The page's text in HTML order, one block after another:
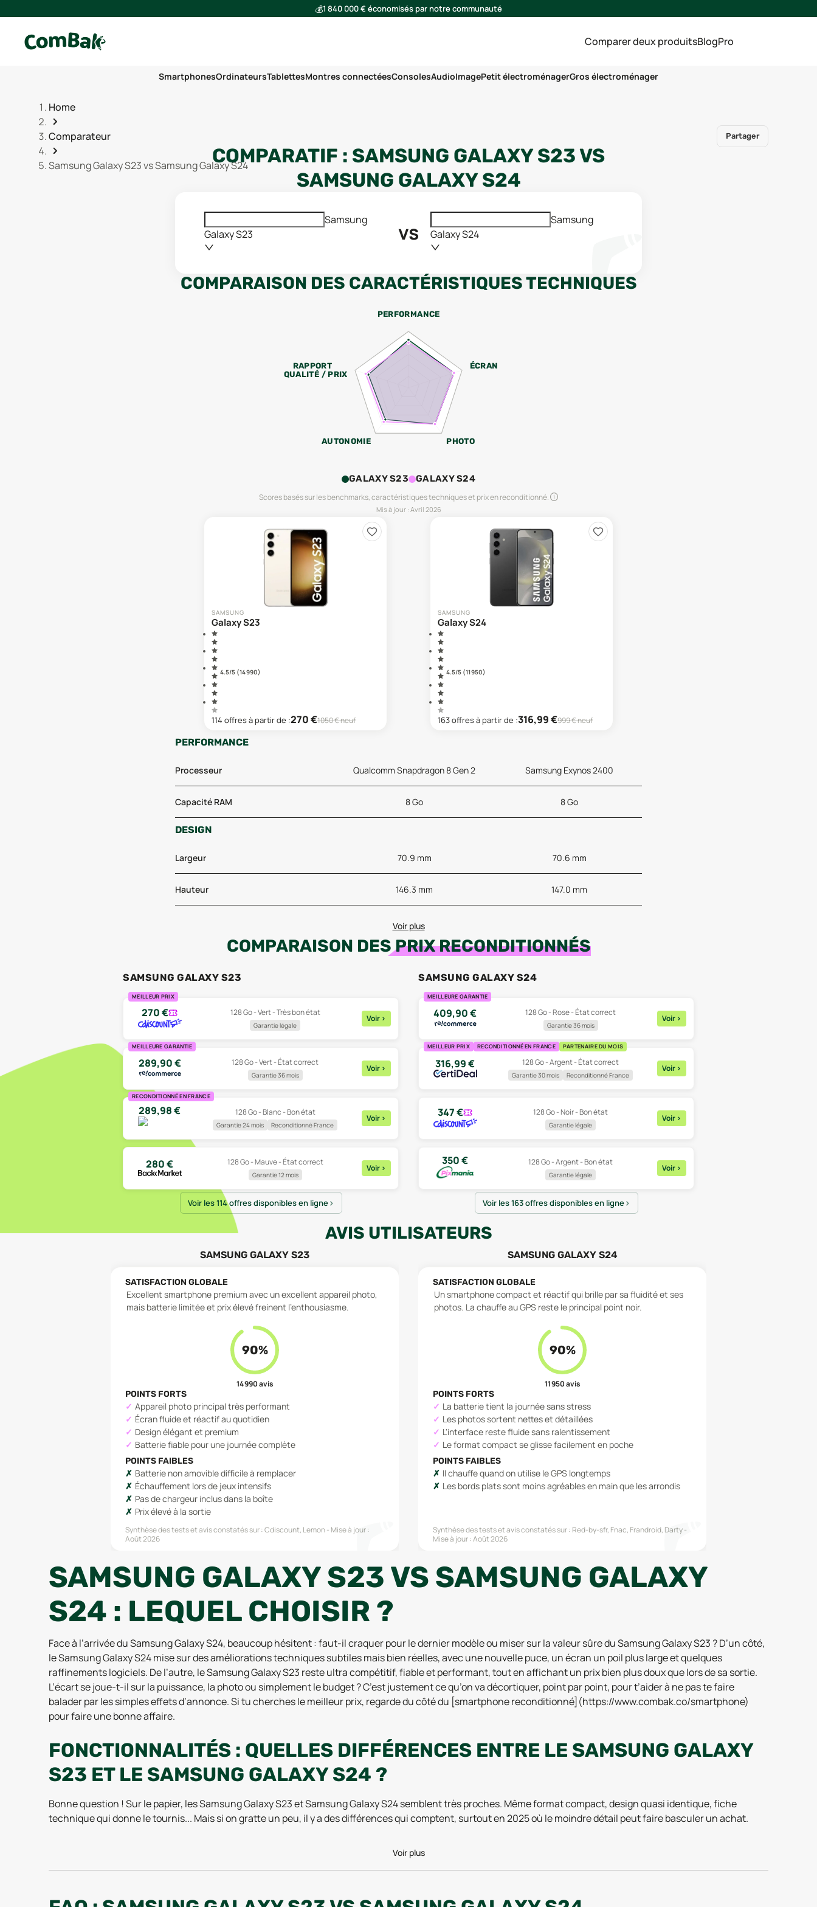
💰1 840 000 € économisés par notre communauté
Comparer deux produitsBlogPro
SmartphonesOrdinateursTablettesMontres connectéesConsolesAudioImagePetit électroménagerGros électroménager
Home
Comparateur
Samsung Galaxy S23 vs Samsung Galaxy S24
Partager
COMPARATIF : SAMSUNG GALAXY S23VS
SAMSUNG GALAXY S24
Samsung
Galaxy S23
vs
Samsung
Galaxy S24
COMPARAISON DES CARACTÉRISTIQUES TECHNIQUES
PERFORMANCE
ÉCRAN
PHOTO
AUTONOMIE
RAPPORT
QUALITÉ / PRIX
GALAXY S23 GALAXY S24
Scores basés sur les benchmarks, caractéristiques techniques et prix en reconditionné.
Mis à jour : Avril 2026
SAMSUNG
Galaxy S23
4.5/5 (14 990)
114 offresà partir de :270€1050€ neuf
SAMSUNG
Galaxy S24
4.5/5 (11 950)
163offresà partir de :316,99€999€ neuf
PERFORMANCE
Processeur Qualcomm Snapdragon 8 Gen 2 Samsung Exynos 2400
Capacité RAM 8 Go 8 Go
DESIGN
Largeur 70.9 mm 70.6 mm
Hauteur 146.3 mm 147.0 mm
Voir plus
COMPARAISON DESPRIX RECONDITIONNÉS
SAMSUNG GALAXY S23
MEILLEUR PRIX
270€ 128 Go - Vert - Très bon état
Garantie légale
Voir >
MEILLEURE GARANTIE
289,90€ 128 Go - Vert - État correct
Garantie 36 mois
Voir >
RECONDITIONNÉ EN FRANCE
289,98€ 128 Go - Blanc - Bon état
Garantie 24 mois Reconditionné France
Voir >
280€ 128 Go - Mauve - État correct
Garantie 12 mois
Voir >
Voir les 114 offres disponibles en ligne
SAMSUNG GALAXY S24
MEILLEURE GARANTIE
409,90€ 128 Go - Rose - État correct
Garantie 36 mois
Voir >
MEILLEUR PRIX RECONDITIONNÉ EN FRANCE PARTENAIRE DU MOIS
316,99€ 128 Go - Argent - État correct
Garantie 30 mois Reconditionné France
Voir >
347€ 128 Go - Noir - Bon état
Garantie légale
Voir >
350€ 128 Go - Argent - Bon état
Garantie légale
Voir >
Voir les 163 offres disponibles en ligne
AVIS UTILISATEURS
SAMSUNG GALAXY S23
SATISFACTION GLOBALE
Excellent smartphone premium avec un excellent appareil photo,
mais batterie limitée et prix élevé freinent l'enthousiasme.
90%
14 990avis
POINTS FORTS
Appareil photo principal très performant
Écran fluide et réactif au quotidien
Design élégant et premium
Batterie fiable pour une journée complète
POINTS FAIBLES
Batterie non amovible difficile à remplacer
Échauffement lors de jeux intensifs
Pas de chargeur inclus dans la boîte
Prix élevé à la sortie
Synthèse des tests et avis constatés sur :Cdiscount, Lemon Mise à jour :
Août 2026
SAMSUNG GALAXY S24
SATISFACTION GLOBALE
Un smartphone compact et réactif qui brille par sa fluidité et ses
photos. La chauffe au GPS reste le principal point noir.
90%
11 950avis
POINTS FORTS
La batterie tient la journée sans stress
Les photos sortent nettes et détaillées
L'interface reste fluide sans ralentissement
Le format compact se glisse facilement en poche
POINTS FAIBLES
Il chauffe quand on utilise le GPS longtemps
Les bords plats sont moins agréables en main que les arrondis
Synthèse des tests et avis constatés sur : Red-by-sfr, Fnac, Frandroid, Darty
Mise à jour :Août 2026
SAMSUNG GALAXY S23 VS SAMSUNG GALAXY
S24 : LEQUEL CHOISIR ?
Face à l’arrivée du Samsung Galaxy S24, beaucoup hésitent : faut-il craquer pour le dernier modèle ou miser sur la valeur sûre du Samsung Galaxy S23 ? D’un côté,
le Samsung Galaxy S24 mise sur des améliorations techniques subtiles mais bien réelles, avec une nouvelle puce, un écran un poil plus large et quelques
raffinements logiciels. De l’autre, le Samsung Galaxy S23 reste ultra compétitif, fiable et performant, tout en affichant un prix bien plus doux que lors de sa sortie.
L’écart se joue-t-il sur la puissance, la photo ou simplement le budget ? C’est justement ce qu’on va décortiquer, point par point, pour t’aider à ne pas te faire
balader par les simples effets d’annonce. Si tu cherches le meilleur prix, regarde du côté du [smartphone reconditionné](https://www.combak.co/smartphone)
pour faire une bonne affaire.
FONCTIONNALITÉS : QUELLES DIFFÉRENCES ENTRE LE SAMSUNG GALAXY
S23 ET LE SAMSUNG GALAXY S24 ?
Bonne question ! Sur le papier, les Samsung Galaxy S23 et Samsung Galaxy S24 semblent très proches. Même format compact, design quasi identique, fiche
technique qui donne le tournis... Mais si on gratte un peu, il y a des différences qui comptent, surtout en 2025 où le moindre détail peut faire basculer un achat.
2400), alors que le Samsung Galaxy S23 embarque encore le très solide Snapdragon 8 Gen 2. Côté photo, rien de révolutionnaire, mais quelques optimisations
logicielles. Bref, on n’est pas sur deux mondes différents, mais sur une évolution en douceur. Est-ce suffisant pour justifier le surcoût ? On passe au crible chaque
Voir plus